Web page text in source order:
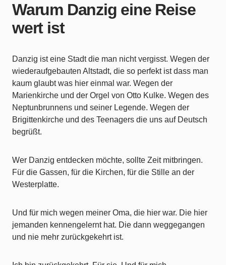
Warum Danzig eine Reise
wert ist
Danzig ist eine Stadt die man nicht vergisst. Wegen der
wiederaufgebauten Altstadt, die so perfekt ist dass man
kaum glaubt was hier einmal war. Wegen der
Marienkirche und der Orgel von Otto Kulke. Wegen des
Neptunbrunnens und seiner Legende. Wegen der
Brigittenkirche und des Teenagers die uns auf Deutsch
begrüßt.
Wer Danzig entdecken möchte, sollte Zeit mitbringen.
Für die Gassen, für die Kirchen, für die Stille an der
Westerplatte.
Und für mich wegen meiner Oma, die hier war. Die hier
jemanden kennengelernt hat. Die dann weggegangen
und nie mehr zurückgekehrt ist.